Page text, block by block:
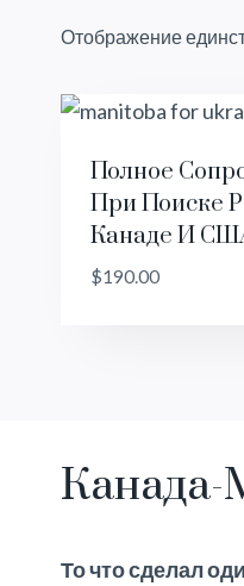
Отображение
Полное
При Поиске
Канаде И
$190.00
Канада-
То что сделал